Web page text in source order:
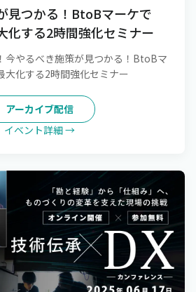
見つかる！BtoBマーケで
化する2時間強化セミナー
今やるべき施策が見つかる！BtoBマ
大化する2時間強化セミナー
アーカイブ配信
イベント詳細 →